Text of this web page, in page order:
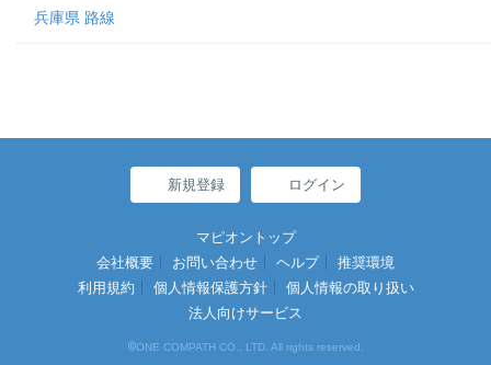
兵庫県 路線
新規登録 ログイン
マピオントップ
会社概要
お問い合わせ ヘルプ
推奨環境
利用規約
個人情報保護方針
個人情報の取り扱い
法人向けサービス
©ONE COMPATH CO., LTD. All rights reserved.